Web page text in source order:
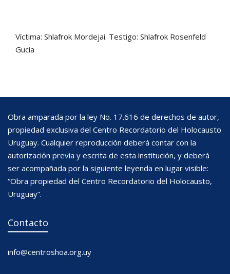
Víctima: Shlafrok Mordejai. Testigo: Shlafrok Rosenfeld
Gucia
Obra amparada por la ley No. 17.616 de derechos de autor,
propiedad exclusiva del Centro Recordatorio del Holocausto
Uruguay. Cualquier reproducción deberá contar con la
autorización previa y escrita de esta institución, y deberá
ser acompañada por la siguiente leyenda en lugar visible:
“Obra propiedad del Centro Recordatorio del Holocausto,
Uruguay”.
Contacto
info@centroshoa.org.uy